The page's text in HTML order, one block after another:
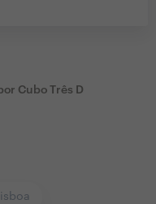
Cubo Três D